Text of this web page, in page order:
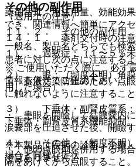
（適用上の注意）
１４．１． 薬剤交付時の注意
患者に対し次の点に注意する
・ 薬液汚染防止のため、点
に触れないように注意すること
・ 患眼を開瞼して結膜嚢内
涙嚢部を圧迫させた後、開瞼す
・ 他の点眼剤を併用する場
隔をあけてから点眼すること。
その他の副作用
１１．２． その他の副作用
１）． 過敏症：（１〜５％未
２）． 眼：（頻度不明）角
用した場合）。
３）． 下垂体・副腎皮質系
下垂体・副腎皮質系機能抑制。
４）． その他：（頻度不明
場合と同様な症状。
薬剤写真、用法用量、効能効
でき、関連情報へ簡単にアクセ
一般名、製品名どちらでも検索
※ ご使用いただく際に、必ず
情報も併せてご確認下さい。
※本製品は疾病の診断・治療
ではありません。